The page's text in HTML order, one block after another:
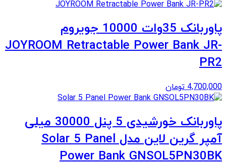
پاوربانک 35وات 10000 جویروم
JOYROOM Retractable Power Bank JR-
PR2
4,700,000 تومان
پاوربانک خورشیدی 5 پنل 30000 میلی
آمپر گرین لاین مدل Solar 5 Panel
Power Bank GNSOL5PN30BK